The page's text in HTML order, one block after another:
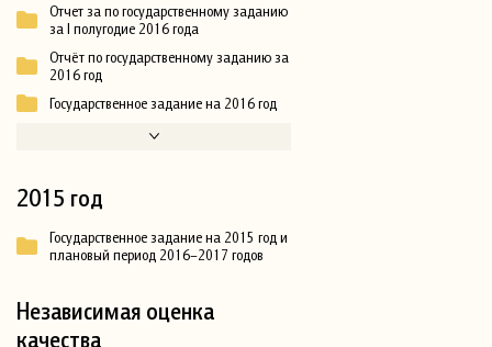
Отчет за по государственному заданию
за I полугодие 2016 года
Отчёт по государственному заданию за
2016 год
Государственное задание на 2016 год
2015 год
Государственное задание на 2015 год и
плановый период 2016–2017 годов
Независимая оценка
качества